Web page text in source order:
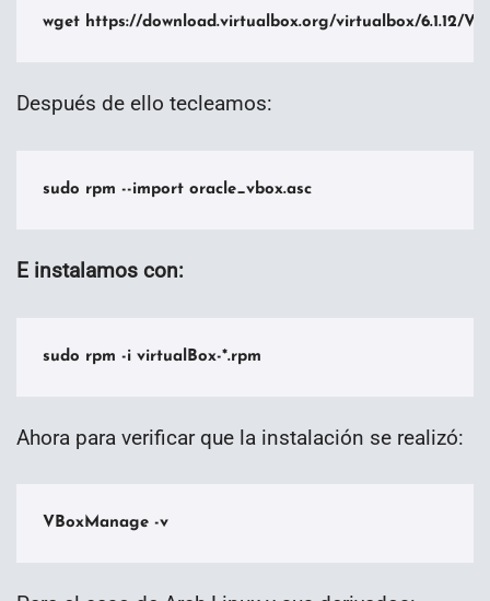
wget https://download.virtualbox.org/virtualbox/6.1.12/
Después de ello tecleamos:
sudo rpm --import oracle_vbox.asc
E instalamos con:
sudo rpm -i virtualBox-*.rpm
Ahora para verificar que la instalación se realizó:
VBoxManage -v